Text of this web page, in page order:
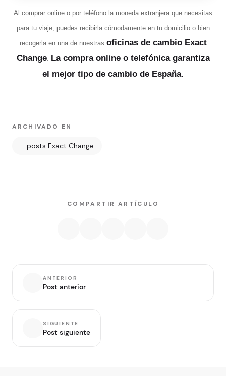
Al comprar online o por teléfono la moneda extranjera que necesitas
para tu viaje, puedes recibirla cómodamente en tu domicilio o bien
recogerla en una de nuestras oficinas de cambio Exact
Change. La compra online o telefónica garantiza
el mejor tipo de cambio de España.
ARCHIVADO EN
posts Exact Change
COMPARTIR ARTÍCULO
ANTERIOR
Post anterior
SIGUIENTE
Post siguiente